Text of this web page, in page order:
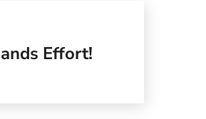
Effort!